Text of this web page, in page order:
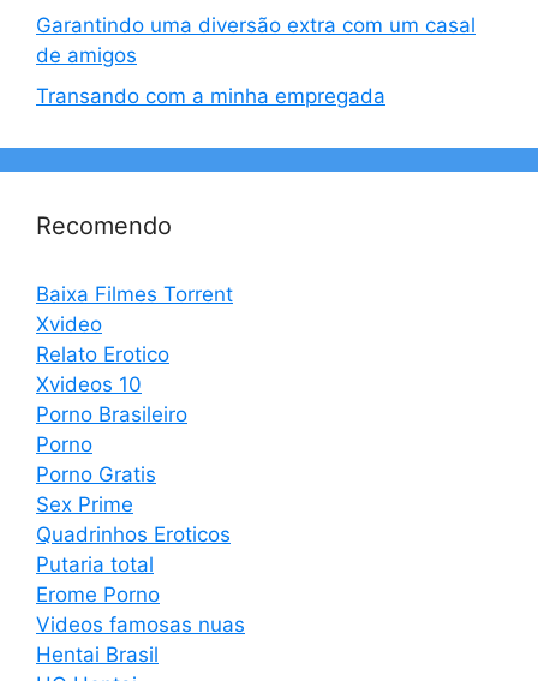
Garantindo uma diversão extra com um casal
de amigos
Transando com a minha empregada
Recomendo
Baixa Filmes Torrent
Xvideo
Relato Erotico
Xvideos 10
Porno Brasileiro
Porno
Porno Gratis
Sex Prime
Quadrinhos Eroticos
Putaria total
Erome Porno
Videos famosas nuas
Hentai Brasil